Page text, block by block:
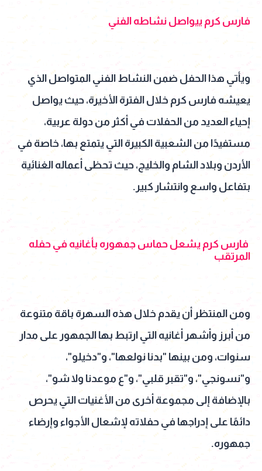
فارس كرم ييواصل نشاطه الفني
ويأتي هذا الحفل ضمن النشاط الفني المتواصل الذي
يعيشه فارس كرم خلال الفترة الأخيرة، حيث يواصل
إحياء العديد من الحفلات في أكثر من دولة عربية،
مستفيدًا من الشعبية الكبيرة التي يتمتع بها، خاصة في
الأردن وبلاد الشام والخليج، حيث تحظى أعماله الغنائية
بتفاعل واسع وانتشار كبير.
فارس كرم يشعل حماس جمهوره بأغانيه في حفله
المرتقب
ومن المنتظر أن يقدم خلال هذه السهرة باقة متنوعة
من أبرز وأشهر أغانيه التي ارتبط بها الجمهور على مدار
سنوات، ومن بينها "بدنا نولعها"، و"دخيلو"،
و"نسونجي"، و"تقبر قلبي"، و"ع موعدنا ولا شو"،
بالإضافة إلى مجموعة أخرى من الأغنيات التي يحرص
دائمًا على إدراجها في حفلاته لإشعال الأجواء وإرضاء
جمهوره.